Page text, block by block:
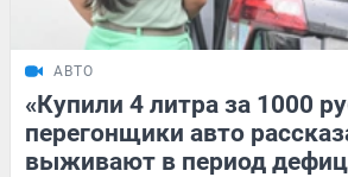
АВТО
«Купили 4 литра за 1000
перегонщики авто
выживают в период